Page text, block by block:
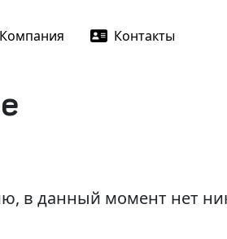
Компания Контакты
в данный момент нет